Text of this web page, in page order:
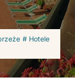
# Hotele